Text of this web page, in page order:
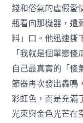
錢和俗氣的虛假愛
瓶看向那機器，還
料」口。他迅速撕
「我就是個單戀
自己最真實的「傻
節器再次發出轟鳴
彩虹色，而是充滿
光束與金色光芒在